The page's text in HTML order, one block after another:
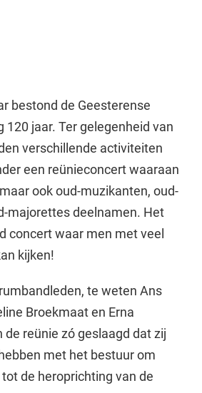
bestond de Geesterense
120 jaar. Ter gelegenheid van
verschillende activiteiten
een reünieconcert waaraan
ook oud-muzikanten, oud-
majorettes deelnamen. Het
concert waar men met veel
kijken!
te weten Ans
Broekmaat en Erna
de reünie zó geslaagd dat zij
met het bestuur om
de heroprichting van de